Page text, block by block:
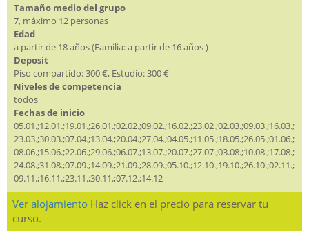
Tamaño medio del grupo
7, máximo 12 personas
Edad
a partir de 18 años (Familia: a partir de 16 años )
Deposit
Piso compartido: 300 €, Estudio: 300 €
Niveles de competencia
todos
Fechas de inicio
05.01.;12.01.;19.01.;26.01.;02.02.;09.02.;16.02.;23.02.;02.03.;09.03.;16.03.;
23.03.;30.03.;07.04.;13.04.;20.04.;27.04.;04.05.;11.05.;18.05.;26.05.;01.06.;
08.06.;15.06.;22.06.;29.06.;06.07.;13.07.;20.07.;27.07.;03.08.;10.08.;17.08.;
24.08.;31.08.;07.09.;14.09.;21.09.;28.09.;05.10.;12.10.;19.10.;26.10.;02.11.;
09.11.;16.11.;23.11.;30.11.;07.12.;14.12
Ver alojamiento Haz click en el precio para reservar tu
curso.